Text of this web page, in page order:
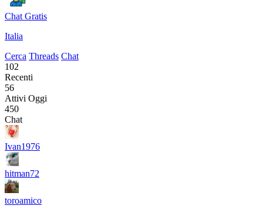
Chat Gratis
Italia
Cerca Threads Chat
102
Recenti
56
Attivi Oggi
450
Chat
Ivan1976
hitman72
toroamico